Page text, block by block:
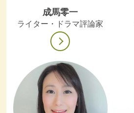
成馬零一
ライター・ドラマ評論家